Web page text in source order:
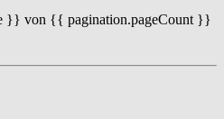
}} von {{ pagination.pageCount }}